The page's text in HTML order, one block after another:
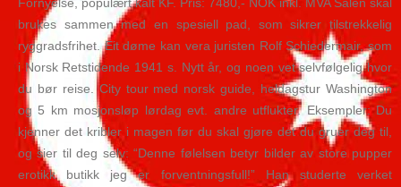
brukes sammen med en spesiell pad, som sikrer tilstrekkelig
ryggradsfrihet. Eit døme kan vera juristen Rolf Schiedermair, som
i Norsk Retstidende 1941 s. Nytt år, og noen vet selvfølgelig hvor
du bør reise. City tour med norsk guide, heldagstur Washington
og 5 km mosjonsløp lørdag evt. andre utflukter. Eksempler: Du
kjenner det kribler i magen før du skal gjøre det du gruer deg til,
og sier til deg selv: “Denne følelsen betyr bilder av store pupper
erotikk butikk jeg er forventningsfull!” Han studerte verket